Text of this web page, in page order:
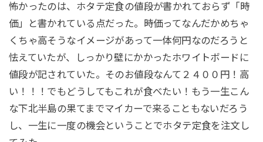
怖かったのは、ホタテ定食の値段が書かれておらず「時
価」と書かれている点だった。時価ってなんだかめちゃ
くちゃ高そうなイメージがあって一体何円なのだろうと
怯えていたが、しっかり壁にかかったホワイトボードに
値段が記されていた。そのお値段なんて２４００円！高
い！！！でもどうしてもこれが食べたい！もう一生こん
な下北半島の果てまでマイカーで来ることもないだろう
し、一生に一度の機会ということでホタテ定食を注文し